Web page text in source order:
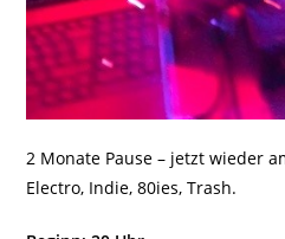
2 Monate Pause – jetzt wieder
Electro, Indie, 80ies, Trash.